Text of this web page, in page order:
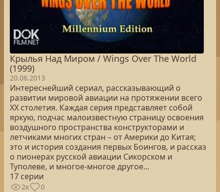
Крылья Над Миром / Wings Over The World
(1999)
20.06.2013
Интереснейший сериал, рассказывающий о
развитии мировой авиации на протяжении всего
ХХ столетия. Каждая серия представляет собой
яркую, подчас малоизвестную страницу освоения
воздушного пространства конструкторами и
летчиками многих стран – от Америки до Китая;
это и история создания первых Боингов, и рассказ
о пионерах русской авиации Сикорском и
Туполеве, и многое-многое другое...
17 серии
2к 0